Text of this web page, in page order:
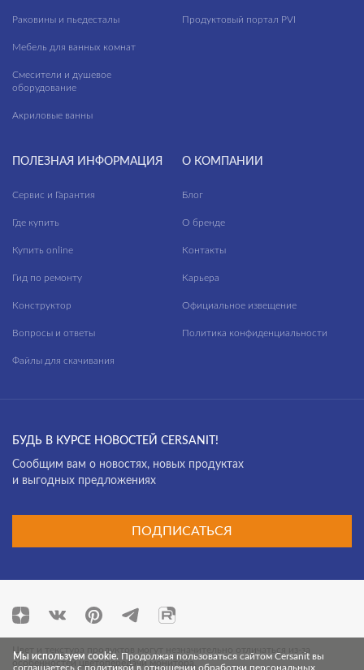
Раковины и пьедесталы
Мебель для ванных комнат
Смесители и душевое
оборудование
Акриловые ванны
Продуктовый портал PVI
ПОЛЕЗНАЯ ИНФОРМАЦИЯ
Сервис и Гарантия
Где купить
Купить online
Гид по ремонту
Конструктор
Вопросы и ответы
Файлы для скачивания
О КОМПАНИИ
Блог
О бренде
Контакты
Карьера
Официальное извещение
Политика конфиденциальности
БУДЬ В КУРСЕ НОВОСТЕЙ CERSANIT!
Cообщим вам о новостях, новых продуктах
и выгодных предложениях
ПОДПИСАТЬСЯ
Цвет и текстура продуктов могут незначительно отличаться из-за
особенностей цветопередачи монитора.
Мы используем cookie. Продолжая пользоваться сайтом Cersanit вы
соглашаетесь с политикой в отношении обработки персональных